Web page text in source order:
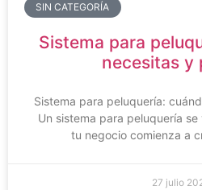
SIN CATEGORÍA
Sistema para
necesitas y
Sistema para peluquería:
Un sistema para peluquería
tu negocio comienza a
27 julio